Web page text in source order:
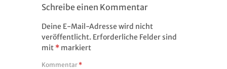
Schreibe einen Kommentar
Deine E-Mail-Adresse wird nicht
veröffentlicht. Erforderliche Felder sind
mit * markiert
Kommentar *